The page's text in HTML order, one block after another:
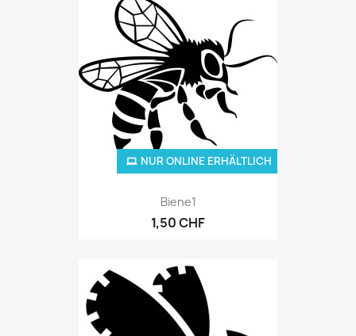
Biene1
1,50 CHF
NUR ONLINE ERHÄLTLICH